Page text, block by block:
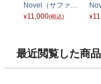
Novel（サファリ
コートクロス ノベ
¥11,000(税込)
コ
¥
最近閲覧した商品